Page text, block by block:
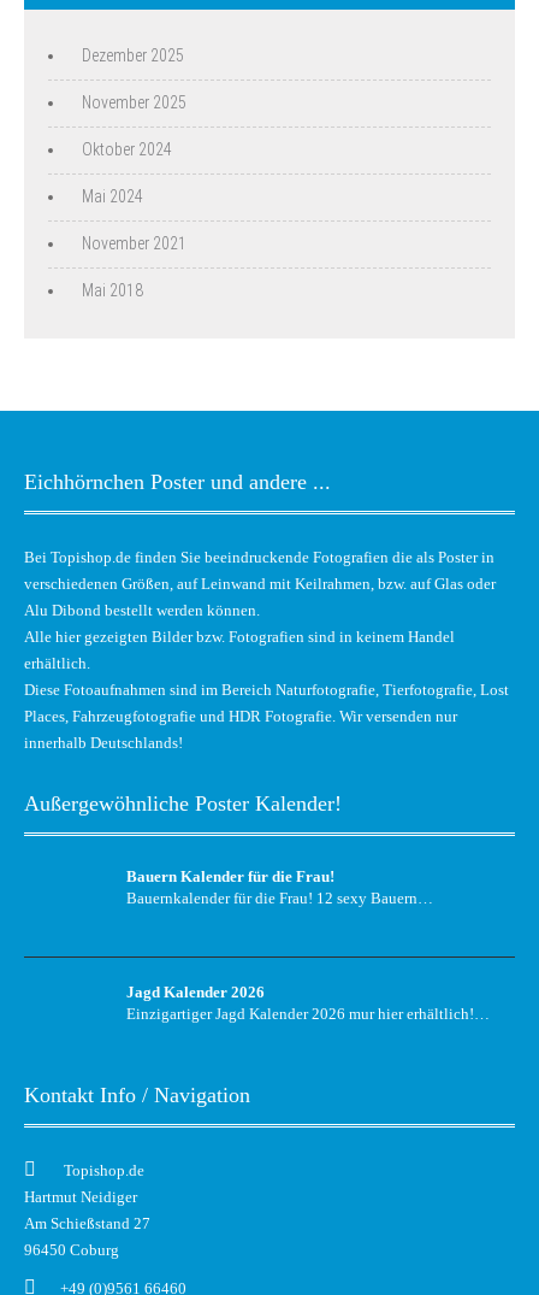
Dezember 2025
November 2025
Oktober 2024
Mai 2024
November 2021
Mai 2018
Eichhörnchen Poster und andere ...
Bei Topishop.de finden Sie beeindruckende Fotografien die als Poster in
verschiedenen Größen, auf Leinwand mit Keilrahmen, bzw. auf Glas oder
Alu Dibond bestellt werden können.
Alle hier gezeigten Bilder bzw. Fotografien sind in keinem Handel
erhältlich.
Diese Fotoaufnahmen sind im Bereich Naturfotografie, Tierfotografie, Lost
Places, Fahrzeugfotografie und HDR Fotografie. Wir versenden nur
innerhalb Deutschlands!
Außergewöhnliche Poster Kalender!
Bauern Kalender für die Frau!
Bauernkalender für die Frau! 12 sexy Bauern…
Jagd Kalender 2026
Einzigartiger Jagd Kalender 2026 mur hier erhältlich!…
Kontakt Info / Navigation
Topishop.de
Hartmut Neidiger
Am Schießstand 27
96450 Coburg
+49 (0)9561 66460